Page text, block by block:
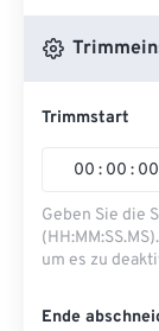
Trimmstart
00 : 00 : 00
Geben Sie die
um es zu
Ende